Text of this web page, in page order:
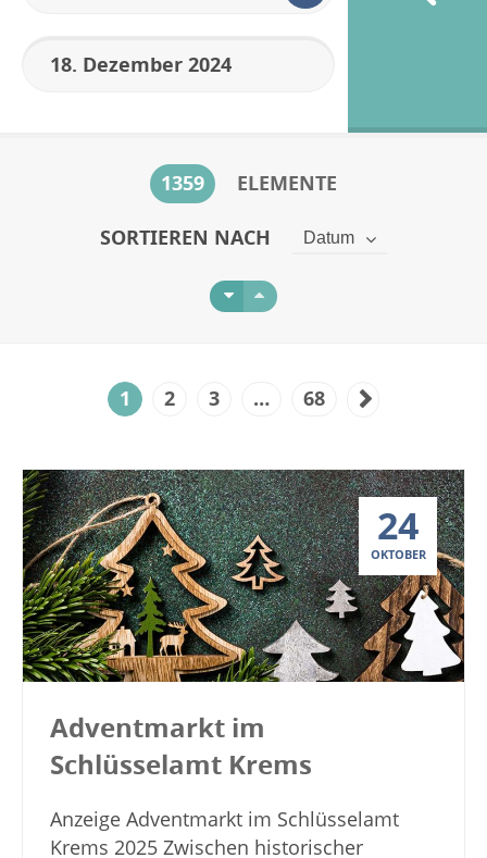
1359
ELEMENTE
SORTIEREN NACH
Datum
1 2 3 … 68
24
OKTOBER
Adventmarkt im
Schlüsselamt Krems
Anzeige Adventmarkt im Schlüsselamt
Krems 2025 Zwischen historischer